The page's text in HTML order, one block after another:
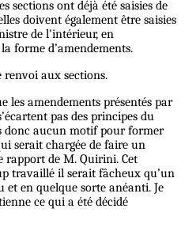
sections ont déjà été saisies de
doivent également être saisies
de l'intérieur, en
forme d’amendements.
renvoi aux sections.
les amendements présentés par
pas des principes du
donc aucun motif pour former
serait chargée de faire un
rapport de M. Quirini. Cet
travaillé il serait fâcheux qu’un
en quelque sorte anéanti. Je
ce qui a été décidé